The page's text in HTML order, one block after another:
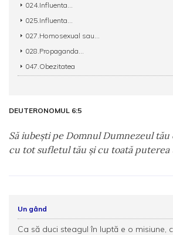
024.Influenta...
025.Influenta...
027.Homosexual sau...
028.Propaganda...
047.Obezitatea
DEUTERONOMUL 6:5
Să iubeşti pe Domnul Dumnezeul tău
cu tot sufletul tău şi cu toată puterea
Un gând
Ca să duci steagul în luptă e o misiune,